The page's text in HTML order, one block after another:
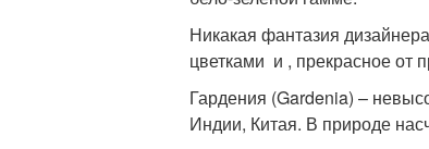
Никакая фантазия
цветками и , прекрасное от
Гардения (Gardenia) –
Индии, Китая. В природе